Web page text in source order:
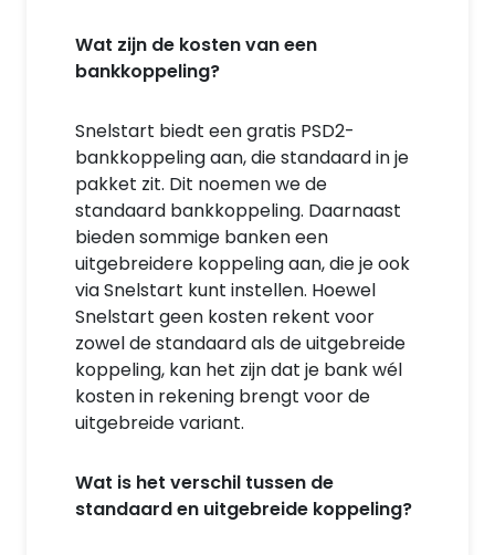
Wat zijn de kosten van een
bankkoppeling?
Snelstart biedt een gratis PSD2-
bankkoppeling aan, die standaard in je
pakket zit. Dit noemen we de
standaard bankkoppeling. Daarnaast
bieden sommige banken een
uitgebreidere koppeling aan, die je ook
via Snelstart kunt instellen. Hoewel
Snelstart geen kosten rekent voor
zowel de standaard als de uitgebreide
koppeling, kan het zijn dat je bank wél
kosten in rekening brengt voor de
uitgebreide variant.
Wat is het verschil tussen de
standaard en uitgebreide koppeling?